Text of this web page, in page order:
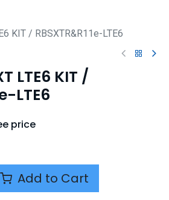
KIT / RBSXTR&R11e-LTE6
LTE6 KIT /
LTE6
price
Add to Cart